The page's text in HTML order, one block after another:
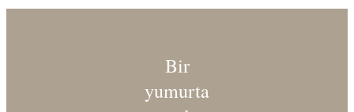
Bir
yumurta